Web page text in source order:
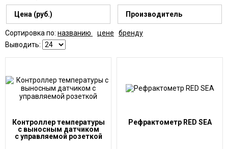
Цена (руб.) Производитель
Сортировка по: названию цене
бренду
Выводить:
Контроллер температуры
с выносным датчиком
с управляемой розеткой
Рефрактометр RED SEA